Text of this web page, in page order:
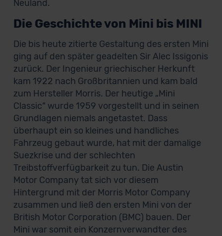
Neuland.
Die Geschichte von Mini bis MINI
Die bis heute zitierte Gestaltung des ersten Mini
ging auf den später geadelten Sir Alec Issigonis
zurück. Der Ingenieur griechischer Herkunft
kam 1922 nach Großbritannien und kam bald
zum Hersteller Morris. Der heutige „Mini
Classic“ wurde 1959 vorgestellt und in seinen
Grundlagen niemals angetastet. Dass
überhaupt ein so kleines und handliches
Fahrzeug gebaut wurde, hat mit der damalige
Suezkrise und der schlechten
Treibstoffverfügbarkeit zu tun. Die Austin
Motor Company tat sich vor diesem
Hintergrund mit der Morris Motor Company
zusammen und ließ den ersten Mini von der
British Motor Corporation (BMC) bauen. Der
Mini war somit ein Konzernverwandter des